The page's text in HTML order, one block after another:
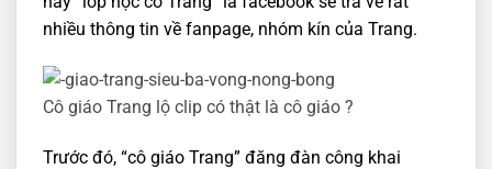
nhiều thông tin về fanpage, nhóm kín của Trang.
Cô giáo Trang lộ clip có thật là cô giáo ?
Trước đó, “cô giáo Trang” đăng đàn công khai